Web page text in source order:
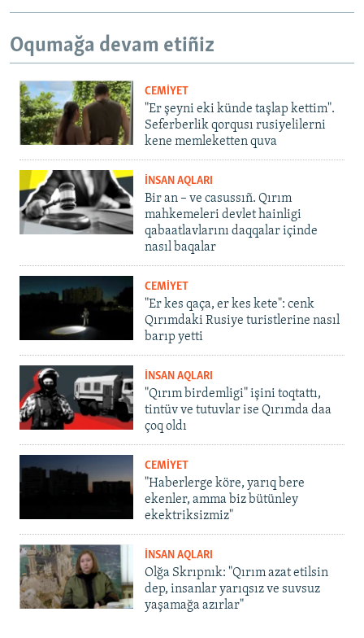
Oqumağa devam etiñiz
CEMİYET
"Er şeyni eki künde taşlap kettim".
Seferberlik qorqusı rusiyelilerni
kene memleketten quva
İNSAN AQLARI
Bir an – ve casussıñ. Qırım
mahkemeleri devlet hainligi
qabaatlavlarını daqqalar içinde
nasıl baqalar
CEMİYET
"Er kes qaça, er kes kete": cenk
Qırımdaki Rusiye turistlerine nasıl
barıp yetti
İNSAN AQLARI
"Qırım birdemligi" işini toqtattı,
tintüv ve tutuvlar ise Qırımda daa
çoq oldı
CEMİYET
"Haberlerge köre, yarıq bere
ekenler, amma biz bütünley
ekektriksizmiz"
İNSAN AQLARI
Olğa Skrıpnık: "Qırım azat etilsin
dep, insanlar yarıqsız ve suvsuz
yaşamağa azırlar"